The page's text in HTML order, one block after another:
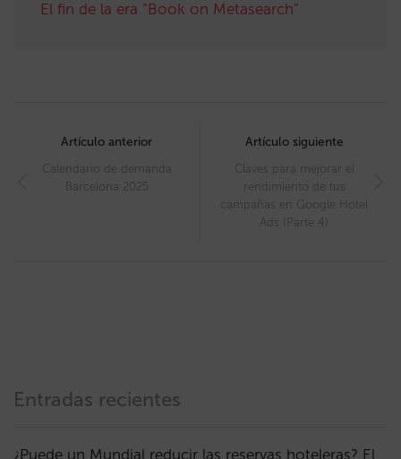
El fin de la era “Book on Metasearch”
navigation
Artículo anterior
Calendario de demanda
Barcelona 2025
Artículo siguiente
Claves para mejorar el
rendimiento de tus
campañas en Google Hotel
Ads (Parte 4)
Entradas recientes
¿Puede un Mundial reducir las reservas hoteleras? El